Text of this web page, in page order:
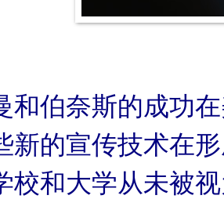
和伯奈斯的成功
新的宣传技术在
校和大学从未被